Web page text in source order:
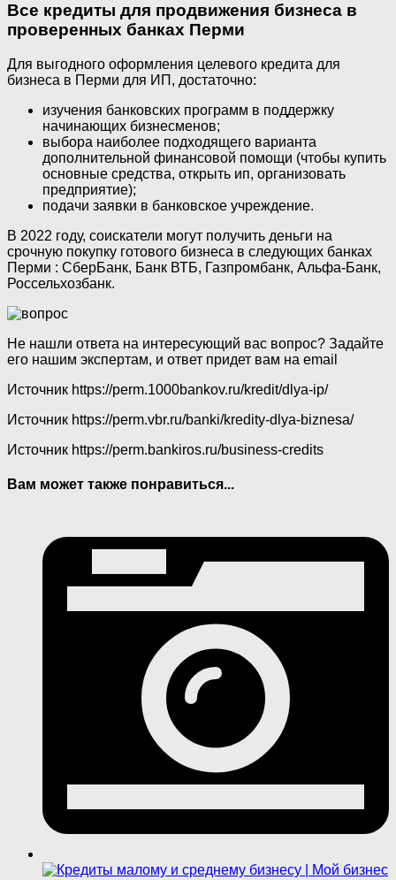
Все кредиты для продвижения бизнеса в
проверенных банках Перми
Для выгодного оформления целевого кредита для
бизнеса в Перми для ИП, достаточно:
изучения банковских программ в поддержку
начинающих бизнесменов;
выбора наиболее подходящего варианта
дополнительной финансовой помощи (чтобы купить
основные средства, открыть ип, организовать
предприятие);
подачи заявки в банковское учреждение.
В 2022 году, соискатели могут получить деньги на
срочную покупку готового бизнеса в следующих банках
Перми : СберБанк, Банк ВТБ, Газпромбанк, Альфа-Банк,
Россельхозбанк.
Не нашли ответа на интересующий вас вопрос? Задайте
его нашим экспертам, и ответ придет вам на email
Источник https://perm.1000bankov.ru/kredit/dlya-ip/
Источник https://perm.vbr.ru/banki/kredity-dlya-biznesa/
Источник https://perm.bankiros.ru/business-credits
Вам может также понравиться...